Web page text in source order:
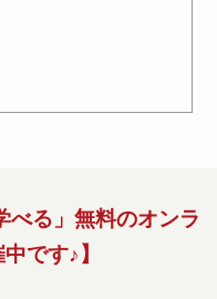
べる」無料のオンラ
です♪】